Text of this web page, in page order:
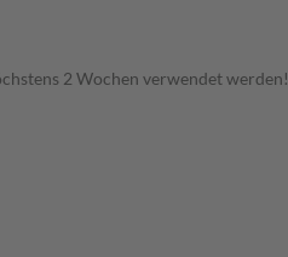
2 Wochen verwendet werden!